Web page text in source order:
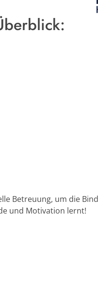
Betreuung, um die
und Motivation lernt!